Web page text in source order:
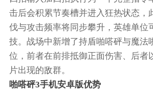
击后会积累节奏槽并进入狂热状态，
伐与攻击频率将同步攀升，英雄单位
技。战场中新增了持盾啪嗒砰与魔法
位，前者在前排抵御正面伤害、后者
片出现的敌群。
啪嗒砰3手机安卓版优势